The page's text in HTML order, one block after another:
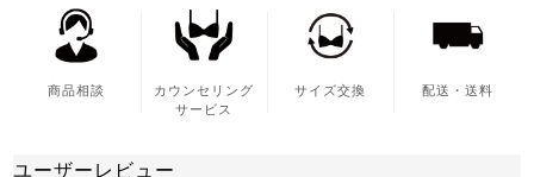
商品相談
カウンセリング
サービス
サイズ交換 配送・送料
ユーザーレビュー